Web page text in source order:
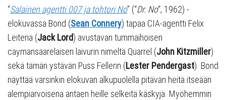
“Salainen agentti 007 ja tohtori No” (“Dr. No“, 1962) -
elokuvassa Bond (Sean Connery) tapaa CIA-agentti Felix
Leiteria (Jack Lord) avustavan tummaihoisen
caymansaarelaisen laivurin nimeltä Quarrel (John Kitzmiller)
sekä tämän ystävän Puss Fellerin (Lester Pendergast). Bond
näyttää varsinkin elokuvan alkupuolella pitävän heitä itseään
alempiarvoisena antaen heille selkeitä käskyjä. Myöhemmin